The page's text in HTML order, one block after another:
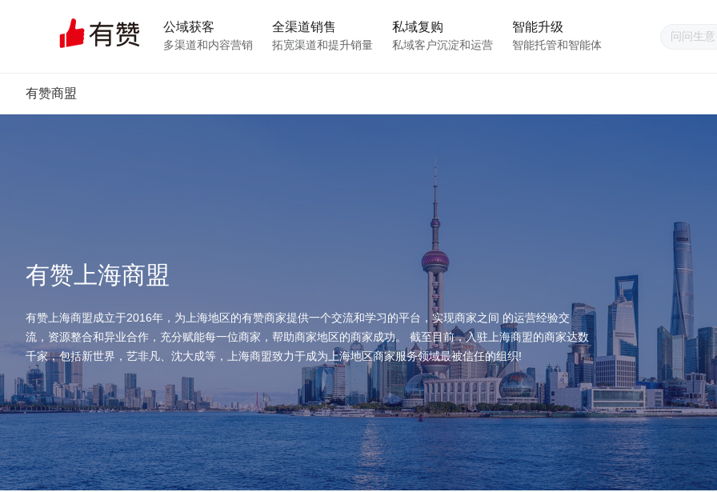
公域获客
多渠道和内容营销
全渠道销售
拓宽渠道和提升销量
私域复购
私域客户沉淀和运营
智能升级
智能托管和智能体
有赞商盟
有赞上海商盟
有赞上海商盟成立于2016年，为上海地区的有赞商家提供一个交流和学习的平台，实现商家之间 的运营经验交
流，资源整合和异业合作，充分赋能每一位商家，帮助商家地区的商家成功。 截至目前，入驻上海商盟的商家达数
千家，包括新世界，艺非凡、沈大成等，上海商盟致力于成为上海地区商家服务领域最被信任的组织!